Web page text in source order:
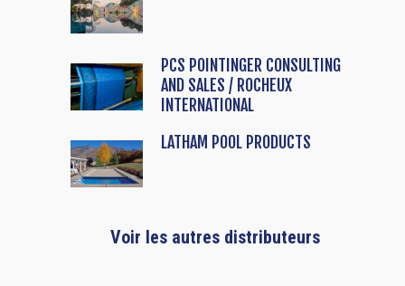
PCS POINTINGER CONSULTING
AND SALES / ROCHEUX
INTERNATIONAL
LATHAM POOL PRODUCTS
Voir les autres distributeurs